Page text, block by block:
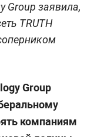
Group заявила,
TRUTH
Group
компаниям